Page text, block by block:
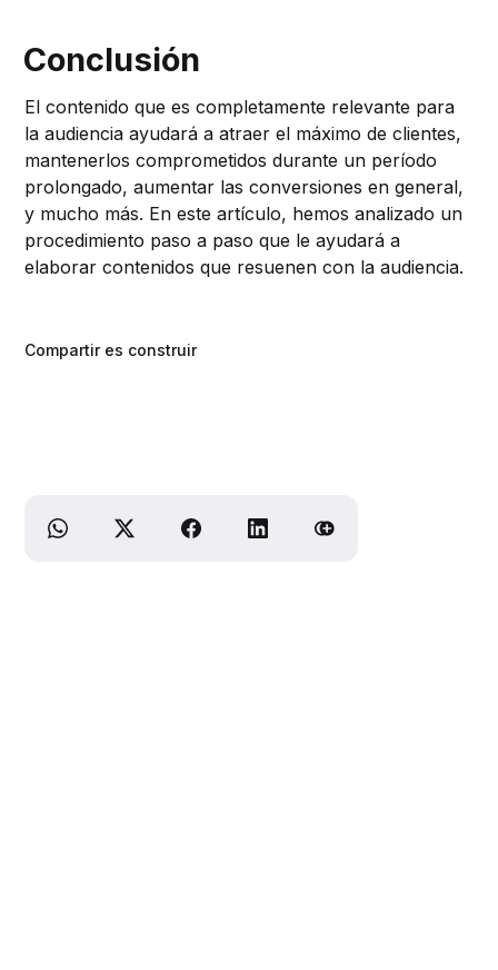
Conclusión
El contenido que es completamente relevante para
la audiencia ayudará a atraer el máximo de clientes,
mantenerlos comprometidos durante un período
prolongado, aumentar las conversiones en general,
y mucho más. En este artículo, hemos analizado un
procedimiento paso a paso que le ayudará a
elaborar contenidos que resuenen con la audiencia.
Compartir es construir